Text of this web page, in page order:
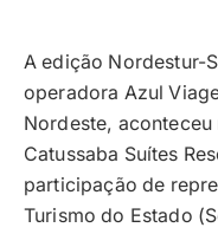
A edição Nordestur-
operadora Azul
Nordeste,
Catussaba Suítes
participação de
Turismo do Estado